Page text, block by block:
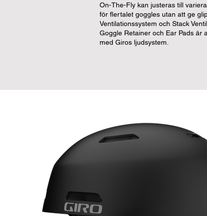
On-The-Fly kan justeras till
för flertalet goggles utan att ge
Ventilationssystem och Stack
Goggle Retainer och Ear Pads är
med Giros ljudsystem.